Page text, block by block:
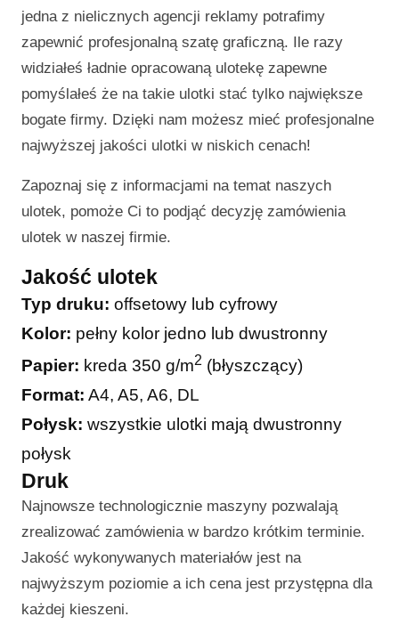
jedna z nielicznych agencji reklamy potrafimy
zapewnić profesjonalną szatę graficzną. Ile razy
widziałeś ładnie opracowaną ulotekę zapewne
pomyślałeś że na takie ulotki stać tylko największe
bogate firmy. Dzięki nam możesz mieć profesjonalne
najwyższej jakości ulotki w niskich cenach!
Zapoznaj się z informacjami na temat naszych
ulotek, pomoże Ci to podjąć decyzję zamówienia
ulotek w naszej firmie.
Jakość ulotek
Typ druku: offsetowy lub cyfrowy
Kolor: pełny kolor jedno lub dwustronny
Papier: kreda 350 g/m2 (błyszczący)
Format: A4, A5, A6, DL
Połysk: wszystkie ulotki mają dwustronny
połysk
Druk
Najnowsze technologicznie maszyny pozwalają
zrealizować zamówienia w bardzo krótkim terminie.
Jakość wykonywanych materiałów jest na
najwyższym poziomie a ich cena jest przystępna dla
każdej kieszeni.